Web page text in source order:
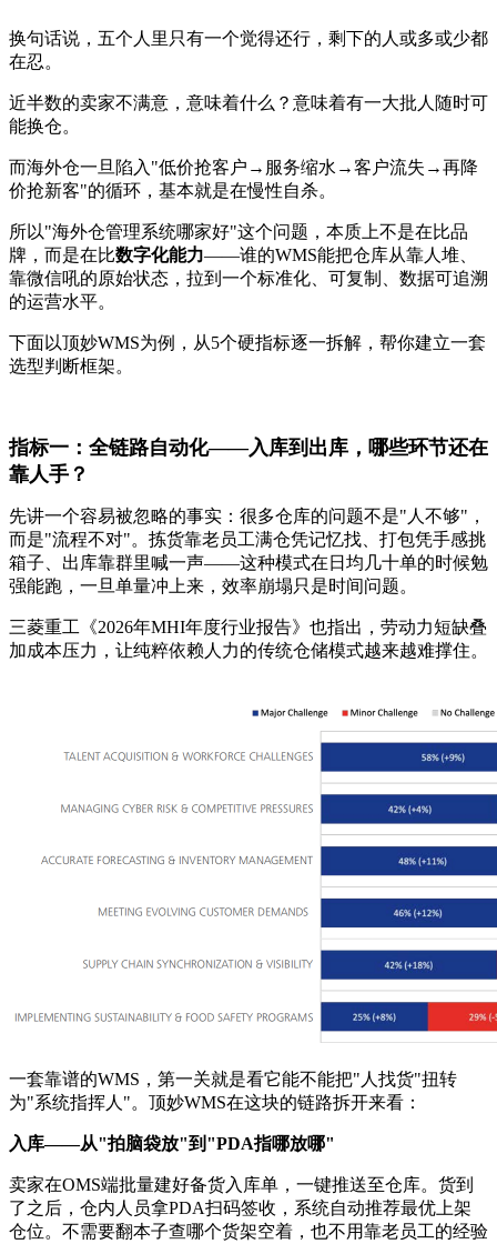
换句话说，五个人里只有一个觉得还行，剩下的人或多或少都
在忍。
近半数的卖家不满意，意味着什么？意味着有一大批人随时可
能换仓。
而海外仓一旦陷入"低价抢客户→服务缩水→客户流失→再降
价抢新客"的循环，基本就是在慢性自杀。
所以"海外仓管理系统哪家好"这个问题，本质上不是在比品
牌，而是在比数字化能力——谁的WMS能把仓库从靠人堆、
靠微信吼的原始状态，拉到一个标准化、可复制、数据可追溯
的运营水平。
下面以顶妙WMS为例，从5个硬指标逐一拆解，帮你建立一套
选型判断框架。
指标一：全链路自动化——入库到出库，哪些环节还在
靠人手？
先讲一个容易被忽略的事实：很多仓库的问题不是"人不够"，
而是"流程不对"。拣货靠老员工满仓凭记忆找、打包凭手感挑
箱子、出库靠群里喊一声——这种模式在日均几十单的时候勉
强能跑，一旦单量冲上来，效率崩塌只是时间问题。
三菱重工《2026年MHI年度行业报告》也指出，劳动力短缺叠
加成本压力，让纯粹依赖人力的传统仓储模式越来越难撑住。
一套靠谱的WMS，第一关就是看它能不能把"人找货"扭转
为"系统指挥人"。顶妙WMS在这块的链路拆开来看：
入库——从"拍脑袋放"到"PDA指哪放哪"
卖家在OMS端批量建好备货入库单，一键推送至仓库。货到
了之后，仓内人员拿PDA扫码签收，系统自动推荐最优上架
仓位。不需要翻本子查哪个货架空着，也不用靠老员工的经验